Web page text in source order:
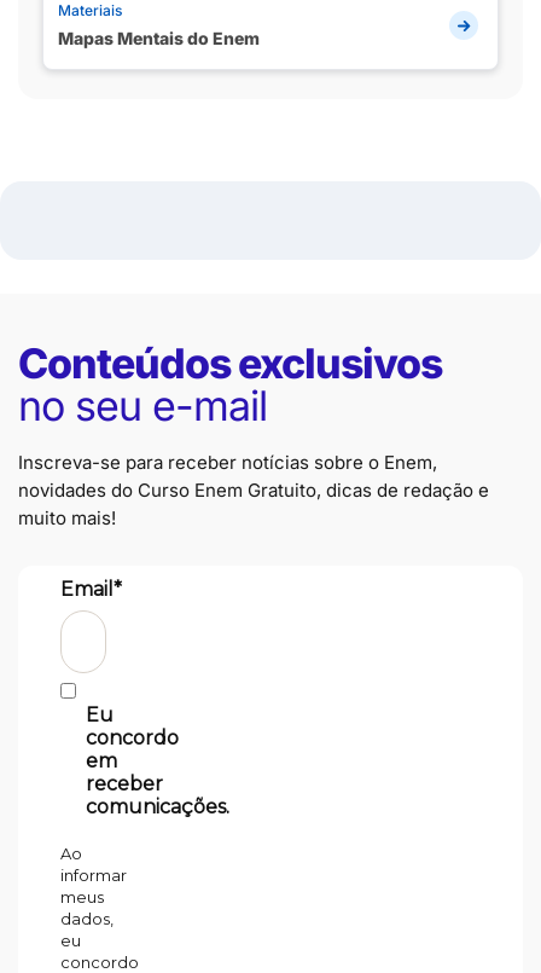
Materiais
Mapas Mentais do Enem
Conteúdos exclusivos
no seu e-mail
Inscreva-se para receber notícias sobre o Enem,
novidades do Curso Enem Gratuito, dicas de redação e
muito mais!
Email*
Eu
concordo
em
receber
comunicações.
Ao
informar
meus
dados,
eu
concordo